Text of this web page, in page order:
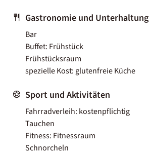
Gastronomie und Unterhaltung
Bar
Buffet: Frühstück
Frühstücksraum
spezielle Kost: glutenfreie Küche
Sport und Aktivitäten
Fahrradverleih: kostenpflichtig
Tauchen
Fitness: Fitnessraum
Schnorcheln